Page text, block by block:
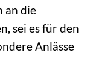
an die
sei es für den
Anlässe